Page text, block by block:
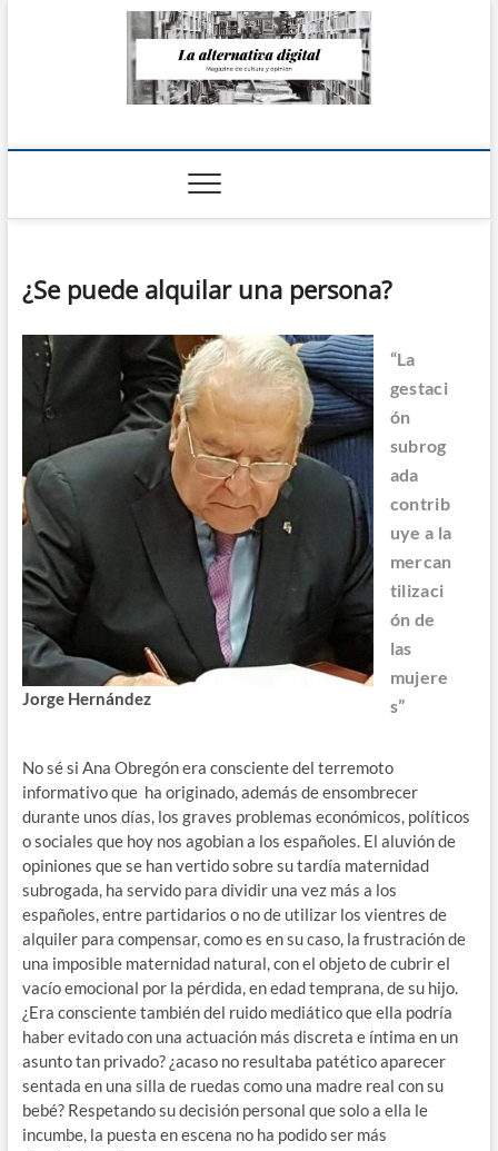
La Alternativa
¿Se puede alquilar una persona?
Jorge Hernández
“La
gestaci
ón
subrog
ada
contrib
uye a la
mercan
tilizaci
ón de
las
mujere
s”
No sé si Ana Obregón era consciente del terremoto
informativo que ha originado, además de ensombrecer
durante unos días, los graves problemas económicos, políticos
o sociales que hoy nos agobian a los españoles. El aluvión de
opiniones que se han vertido sobre su tardía maternidad
subrogada, ha servido para dividir una vez más a los
españoles, entre partidarios o no de utilizar los vientres de
alquiler para compensar, como es en su caso, la frustración de
una imposible maternidad natural, con el objeto de cubrir el
vacío emocional por la pérdida, en edad temprana, de su hijo.
¿Era consciente también del ruido mediático que ella podría
haber evitado con una actuación más discreta e íntima en un
asunto tan privado? ¿acaso no resultaba patético aparecer
sentada en una silla de ruedas como una madre real con su
bebé? Respetando su decisión personal que solo a ella le
incumbe, la puesta en escena no ha podido ser más